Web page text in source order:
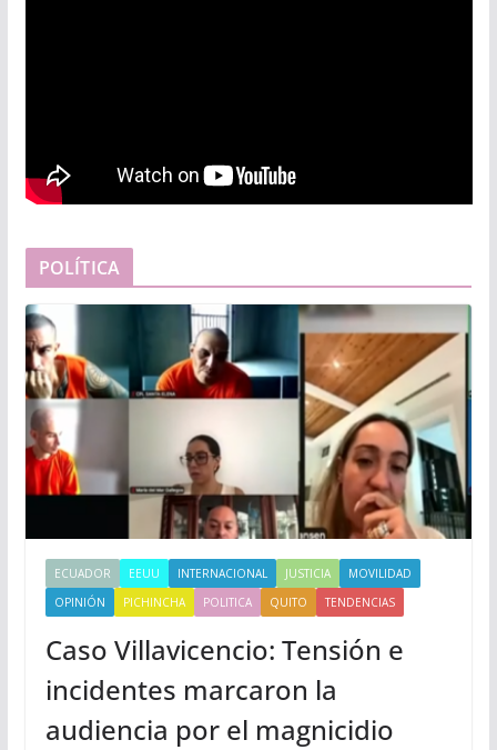
POLÍTICA
ECUADOR EEUU INTERNACIONAL JUSTICIA
MOVILIDAD
OPINIÓN
PICHINCHA POLITICA QUITO TENDENCIAS
Caso Villavicencio: Tensión e
incidentes marcaron la
audiencia por el magnicidio